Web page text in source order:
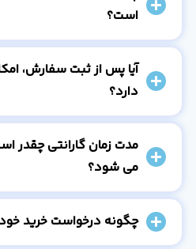
است؟
آیا پس از ثبت سفارش،
دارد؟
مدت زمان گارانتی چقدر
می شود؟
چگونه درخواست خرید